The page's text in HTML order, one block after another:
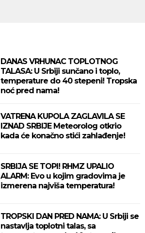
DANAS VRHUNAC TOPLOTNOG
TALASA: U Srbiji sunčano i toplo,
temperature do 40 stepeni! Tropska
noć pred nama!
VATRENA KUPOLA ZAGLAVILA SE
IZNAD SRBIJE Meteorolog otkrio
kada će konačno stići zahlađenje!
SRBIJA SE TOPI! RHMZ UPALIO
ALARM: Evo u kojim gradovima je
izmerena najviša temperatura!
TROPSKI DAN PRED NAMA: U Srbiji se
nastavlja toplotni talas, sa